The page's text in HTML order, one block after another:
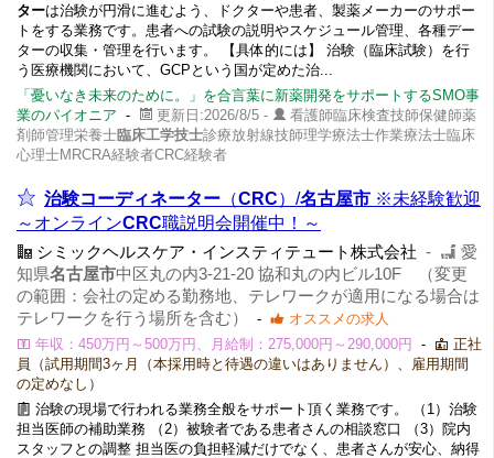
ターは治験が円滑に進むよう、ドクターや患者、製薬メーカーのサポー
トをする業務です。患者への試験の説明やスケジュール管理、各種デー
ターの収集・管理を行います。 【具体的には】 治験（臨床試験）を行
う医療機関において、GCPという国が定めた治...
「憂いなき未来のために。」を合言葉に新薬開発をサポートするSMO事
業のパイオニア - 更新日:2026/8/5 -
看護師臨床検査技師保健師薬
剤師管理栄養士臨床工学技士診療放射線技師理学療法士作業療法士臨床
心理士MRCRA経験者CRC経験者
治験コーディネーター （CRC）/名古屋市 ※未経験歓迎
～オンラインCRC職説明会開催中！～
シミックヘルスケア・インスティテュート株式会社 -
愛
知県名古屋市中区丸の内3-21-20 協和丸の内ビル10F （変更
の範囲：会社の定める勤務地、テレワークが適用になる場合は
テレワークを行う場所を含む）
-
オススメの求人
年収：450万円～500万円、月給制：275,000円～290,000円
-
正社
員（試用期間3ヶ月（本採用時と待遇の違いはありません）、雇用期間
の定めなし）
治験の現場で行われる業務全般をサポート頂く業務です。 （1）治験
担当医師の補助業務 （2）被験者である患者さんの相談窓口 （3）院内
スタッフとの調整 担当医の負担軽減だけでなく、患者さんが安心、納得